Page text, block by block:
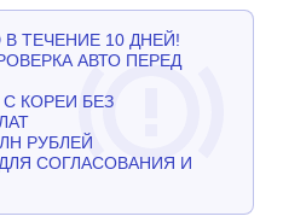
ТЕЧЕНИЕ 10 ДНЕЙ!
АВТО ПЕРЕД
КОРЕИ БЕЗ
РУБЛЕЙ
СОГЛАСОВАНИЯ И